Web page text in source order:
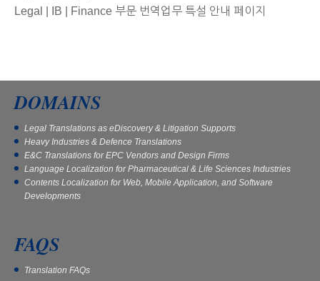
Legal | IB | Finance 부문 번역업무 특설 안내 페이지
DOMAINS
Legal Translations as eDiscovery & Litigation Supports
Heavy Industries & Defence Translations
E&C Translations for EPC Vendors and Design Firms
Language Localization for Pharmaceutical & Life Sciences Industries
Contents Localization for Web, Mobile Application, and Software
Developments
FAQS
Translation FAQs